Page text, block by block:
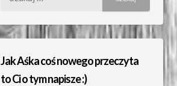
Jak Aśka coś nowego przeczyta
to Ci o tym napisze :)